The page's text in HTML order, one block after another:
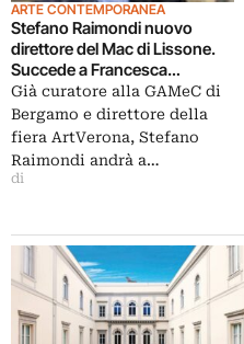
ARTE CONTEMPORANEA
Stefano Raimondi nuovo
direttore del Mac di Lissone.
Succede a Francesca
Guerisoli
Già curatore alla GAMeC di
Bergamo e direttore della
fiera ArtVerona, Stefano
Raimondi andrà a…
di